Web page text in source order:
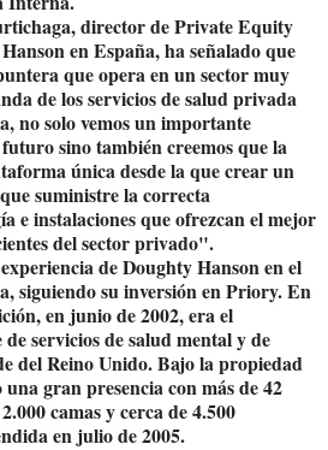
director de Private Equity
en España, ha señalado que
que opera en un sector muy
de los servicios de salud privada
no solo vemos un importante
sino también creemos que la
única desde la que crear un
suministre la correcta
e instalaciones que ofrezcan el mejor
del sector privado".
de Doughty Hanson en el
siguiendo su inversión en Priory. En
en junio de 2002, era el
servicios de salud mental y de
del Reino Unido. Bajo la propiedad
gran presencia con más de 42
camas y cerca de 4.500
en julio de 2005.